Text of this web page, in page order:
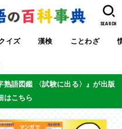
イズ 漢検 ことわざ
SEARCH
熟語図鑑 〈試験に出る〉』が出版
はこちら